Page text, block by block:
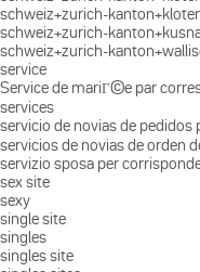
schweiz+zurich-
schweiz+zurich-
schweiz+zurich-
service
Service de mariГ©e par
services
servicio de novias de
servicios de novias de orden
servizio sposa per
sex site
sexy
single site
singles
singles site